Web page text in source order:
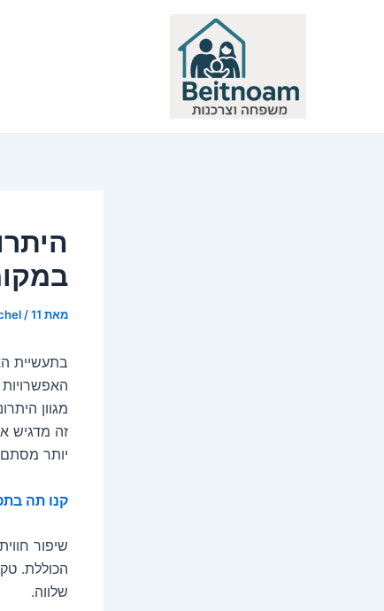
מאת /11 בפברואר 2024
בתעשיית
מגוון
זה מדגיש
יותר
קנו תה
שיפור
הכוללת.
שלווה.